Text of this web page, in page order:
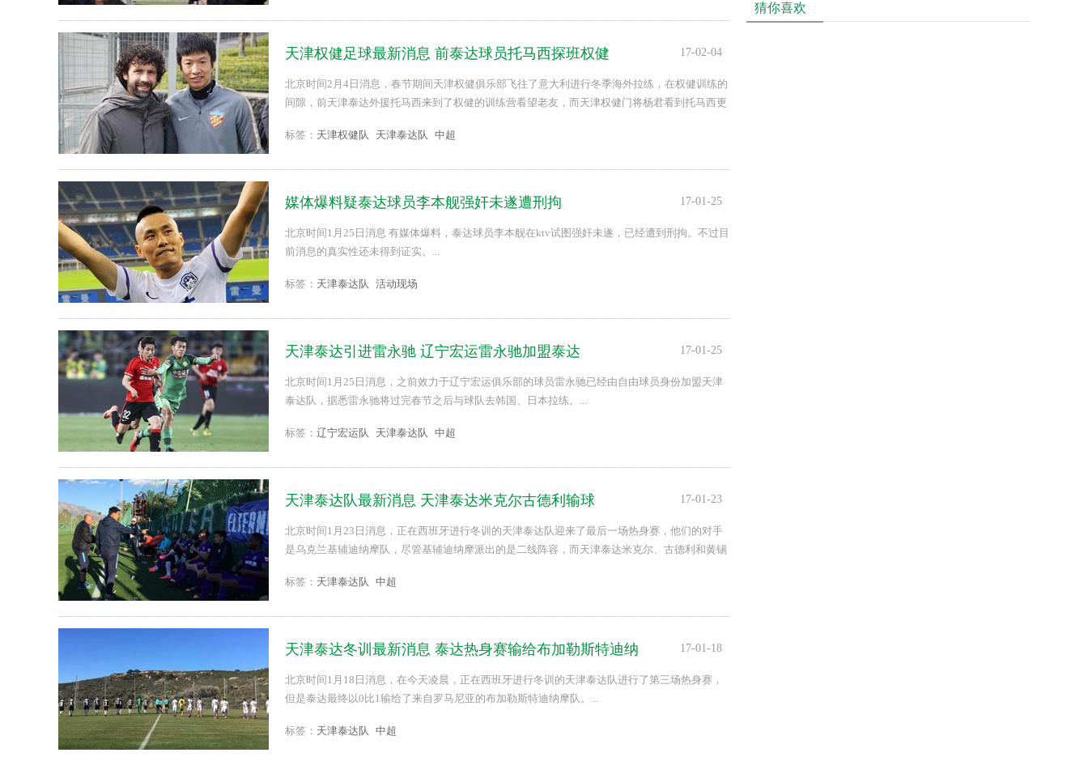
17-02-04
天津权健足球最新消息 前泰达球员托马西探班权健
北京时间2月4日消息，春节期间天津权健俱乐部飞往了意大利进行冬季海外拉练，在权健训练的
间隙，前天津泰达外援托马西来到了权健的训练营看望老友，而天津权健门将杨君看到托马西更
标签： 天津权健队 天津泰达队 中超
17-01-25
媒体爆料疑泰达球员李本舰强奸未遂遭刑拘
北京时间1月25日消息 有媒体爆料，泰达球员李本舰在ktv试图强奸未遂，已经遭到刑拘。不过目
前消息的真实性还未得到证实。...
标签： 天津泰达队 活动现场
17-01-25
天津泰达引进雷永驰 辽宁宏运雷永驰加盟泰达
北京时间1月25日消息，之前效力于辽宁宏运俱乐部的球员雷永驰已经由自由球员身份加盟天津
泰达队，据悉雷永驰将过完春节之后与球队去韩国、日本拉练。...
标签： 辽宁宏运队 天津泰达队 中超
17-01-23
天津泰达队最新消息 天津泰达米克尔古德利输球
北京时间1月23日消息，正在西班牙进行冬训的天津泰达队迎来了最后一场热身赛，他们的对手
是乌克兰基辅迪纳摩队，尽管基辅迪纳摩派出的是二线阵容，而天津泰达米克尔、古德利和黄锡
标签： 天津泰达队 中超
17-01-18
天津泰达冬训最新消息 泰达热身赛输给布加勒斯特迪纳
北京时间1月18日消息，在今天凌晨，正在西班牙进行冬训的天津泰达队进行了第三场热身赛，
但是泰达最终以0比1输给了来自罗马尼亚的布加勒斯特迪纳摩队。...
标签： 天津泰达队 中超
猜你喜欢